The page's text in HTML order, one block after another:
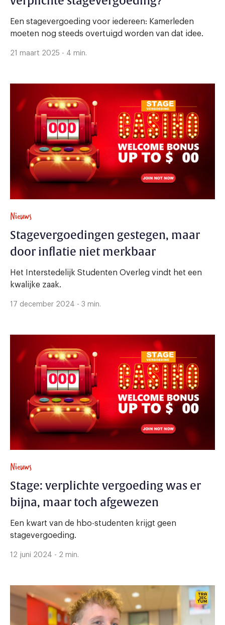
Een stagevergoeding voor iedereen: Kamerleden
moeten nog steeds overtuigd worden van dat idee.
21 maart 2025 - 4 min.
Nieuws
Stagevergoedingen gestegen, maar
door inflatie niet merkbaar
Het Interstedelijk Studenten Overleg vindt het een
kwalijke zaak.
17 december 2024 - 3 min.
Nieuws
Stage: verplichte vergoeding was er
bijna, maar toch afgewezen
Een kwart van de hbo-studenten krijgt geen
stagevergoeding.
12 juni 2024 - 2 min.